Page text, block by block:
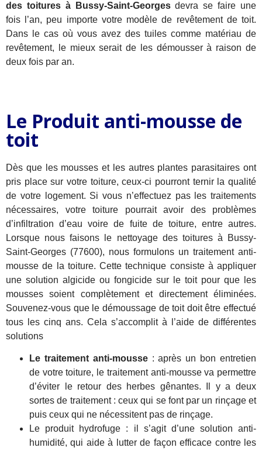
des toitures à Bussy-Saint-Georgesdevra se faire une
fois l’an, peu importe votre modèle de revêtement de toit.
Dans le cas où vous avez des tuiles comme matériau de
revêtement, le mieux serait de les démousser à raison de
deux fois par an.
Le Produit anti-mousse de
toit
Dès que les mousses et les autres plantes parasitaires ont
pris place sur votre toiture, ceux-ci pourront ternir la qualité
de votre logement. Si vous n’effectuez pas les traitements
nécessaires, votre toiture pourrait avoir des problèmes
d’infiltration d’eau voire de fuite de toiture, entre autres.
Lorsque nous faisons le nettoyage des toitures à Bussy-
Saint-Georges (77600), nous formulons un traitement anti-
mousse de la toiture. Cette technique consiste à appliquer
une solution algicide ou fongicide sur le toit pour que les
mousses soient complètement et directement éliminées.
Souvenez-vous que le démoussage de toit doit être effectué
tous les cinq ans. Cela s’accomplit à l’aide de différentes
solutions
Le traitement anti-mousse : après un bon entretien
de votre toiture, le traitement anti-mousse va permettre
d’éviter le retour des herbes gênantes. Il y a deux
sortes de traitement : ceux qui se font par un rinçage et
puis ceux qui ne nécessitent pas de rinçage.
Le produit hydrofuge : il s’agit d’une solution anti-
humidité, qui aide à lutter de façon efficace contre les